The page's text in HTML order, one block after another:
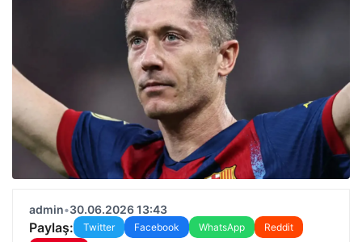
admin•30.06.2026 13:43
Paylaş: Twitter Facebook WhatsApp
Reddit